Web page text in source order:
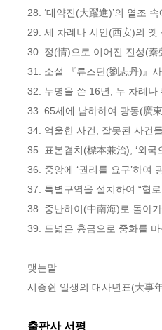
28. ‘대약진(大躍進)’의 열조
29. 세 차례나 시안(西安)의 옛
30. 정(情)으로 이어진 진성(秦
31. 소설 『류즈단(劉志丹)』
32. 누명을 쓴 16년, 두 차례나
33. 65세에 남하하여 광동(廣
34. 억울한 사건, 잘못된 사건
35. 표본겸치(標本兼治), ‘외국
36. 중앙에 ‘권리를 요구’하여
37. 특별구역을 설치하여 “혈
38. 중난하이(中南海)로 돌아가
39. 드넓은 흉금으로 중화를 마
맺는말
시종쉰 일생의 대사년표(大事
출판사 서평